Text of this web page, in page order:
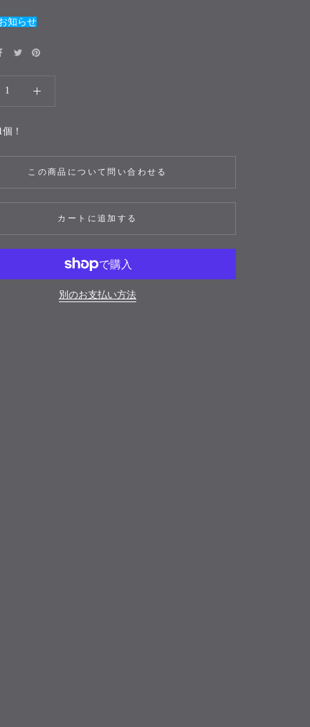
知らせ
！
この商品について問い合わせる
カートに追加する
別のお支払い方法